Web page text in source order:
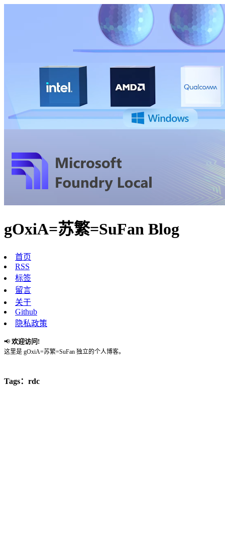
gOxiA=苏繁=SuFan Blog
首页
RSS
标签
留言
关于
Github
隐私政策
📢 欢迎访问!
这里是 gOxiA=苏繁=SuFan 独立的个人博客。
Tags：rdc